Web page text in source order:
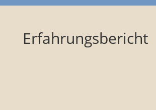
Erfahrungsbericht